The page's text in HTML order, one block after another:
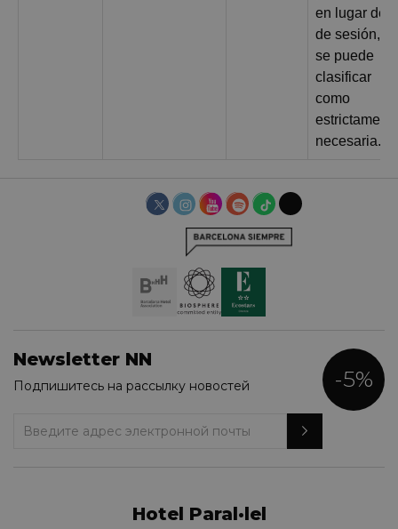
en lugar de
de sesión,
se puede
clasificar
como
necesaria.
Hotel Paral·lel
Newsletter NN
Подпишитесь на рассылку новостей -5%